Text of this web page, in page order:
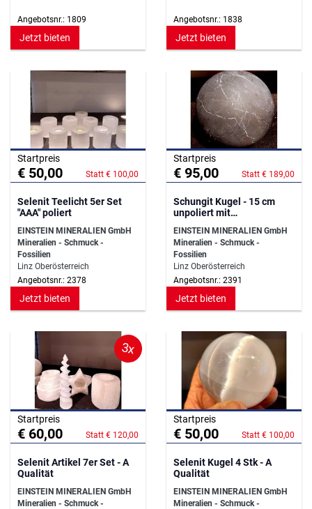
Angebotsnr.: 1809
Jetzt bieten
Angebotsnr.: 1838
Jetzt bieten
Startpreis
€ 50,00 Statt € 100,00
Selenit Teelicht 5er Set
"AAA" poliert
EINSTEIN MINERALIEN GmbH
Mineralien - Schmuck -
Fossilien
Linz Oberösterreich
Angebotsnr.: 2378
Jetzt bieten
Startpreis
€ 95,00 Statt € 189,00
Schungit Kugel - 15 cm
unpoliert mit
EINSTEIN MINERALIEN GmbH
Mineralien - Schmuck -
Fossilien
Linz Oberösterreich
Angebotsnr.: 2391
Jetzt bieten
3x
Startpreis
€ 60,00 Statt € 120,00
Selenit Artikel 7er Set - A
Qualität
EINSTEIN MINERALIEN GmbH
Mineralien - Schmuck -
Startpreis
€ 50,00 Statt € 100,00
Selenit Kugel 4 Stk - A
Qualität
EINSTEIN MINERALIEN GmbH
Mineralien - Schmuck -